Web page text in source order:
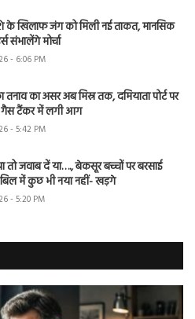
के खिलाफ जंग को मिली नई ताकत, मानसिक
संभालेंगे मोर्चा
- 6:06 PM
तनाव का असर अब मिस्र तक, दमियाता पोर्ट पर
गैस टैंकर में लगी आग
- 5:42 PM
तो जवाब दें या…., बेकसूर बच्चों पर बरसाई
बिल में कुछ भी नया नहीं- खड़गे
- 5:20 PM